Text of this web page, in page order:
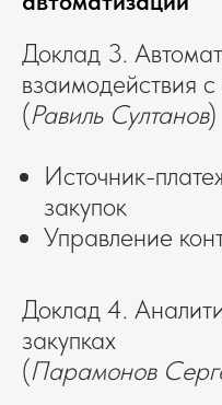
Доклад 3.
взаимодействия
(Равиль Султанов)
Источник-
закупок
Управление
Доклад 4.
закупках
(Парамонов